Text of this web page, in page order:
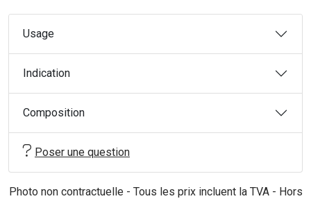
Usage
Indication
Composition
Poser une question
Photo non contractuelle - Tous les prix incluent la TVA - Hors